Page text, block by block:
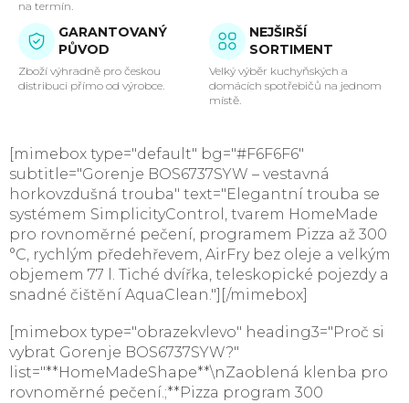
na termín.
GARANTOVANÝ
PŮVOD
Zboží výhradně pro českou
distribuci přímo od výrobce.
NEJŠIRŠÍ
SORTIMENT
Velký výběr kuchyňských a
domácích spotřebičů na jednom
místě.
[mimebox type="default" bg="#F6F6F6"
subtitle="Gorenje BOS6737SYW – vestavná
horkovzdušná trouba" text="Elegantní trouba se
systémem SimplicityControl, tvarem HomeMade
pro rovnoměrné pečení, programem Pizza až 300
°C, rychlým předehřevem, AirFry bez oleje a velkým
objemem 77 l. Tiché dvířka, teleskopické pojezdy a
snadné čištění AquaClean."][/mimebox]
[mimebox type="obrazekvlevo" heading3="Proč si
vybrat Gorenje BOS6737SYW?"
list="**HomeMadeShape**\nZaoblená klenba pro
rovnoměrné pečení.;**Pizza program 300